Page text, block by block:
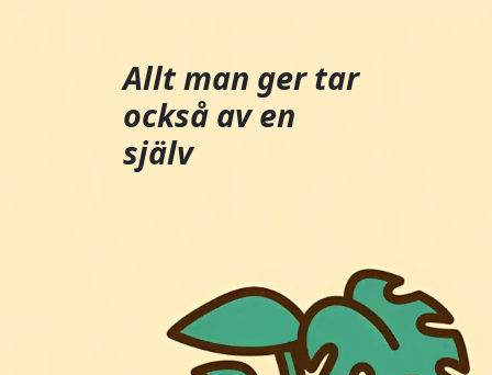
Allt man ger tar
också av en
själv